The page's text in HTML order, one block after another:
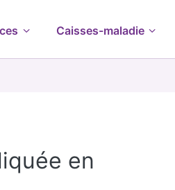
Caisses-maladie
en